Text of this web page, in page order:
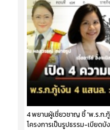
4 พยานผู้เชี่ยวชาญ ชี้ 'พ.ร.ก.
โครงการเป็นรูปธรรม-เบียดบั